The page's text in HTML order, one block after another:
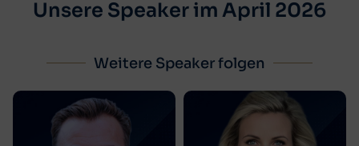
Unsere Speaker im April 2026
Weitere Speaker folgen